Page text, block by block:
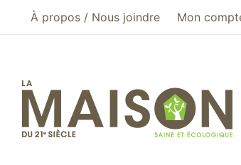
Aller au menu principal
Aller au contenu principal
À propos / Nous joindre Mon